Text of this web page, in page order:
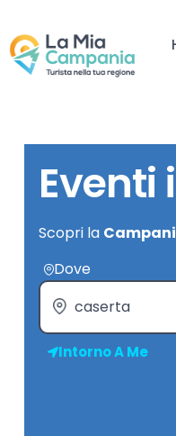
Scopri la
Dove
Intorno A Me